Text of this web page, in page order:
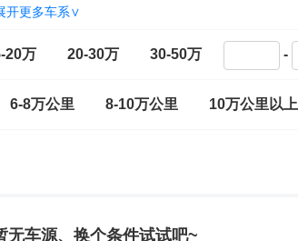
开更多车系∨
20万 20-30万 30-50万 -
6-8万公里 8-10万公里 10万公里以上
无车源、换个条件试试吧~